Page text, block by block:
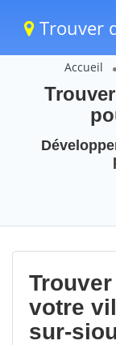
Trouver
Accueil
votre
sur-